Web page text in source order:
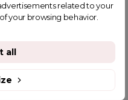
related to your
your browsing behavior.
all